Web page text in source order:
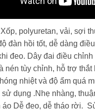
Xốp, polyuretan, vải, sợi
đàn hồi tốt, dễ dàng
đeo. Dây đai điều
nén tùy chỉnh, hỗ trợ
nhiệt và độ ẩm quá
dụng .Nhẹ nhàng,
áo Dễ đeo, dễ tháo rời.